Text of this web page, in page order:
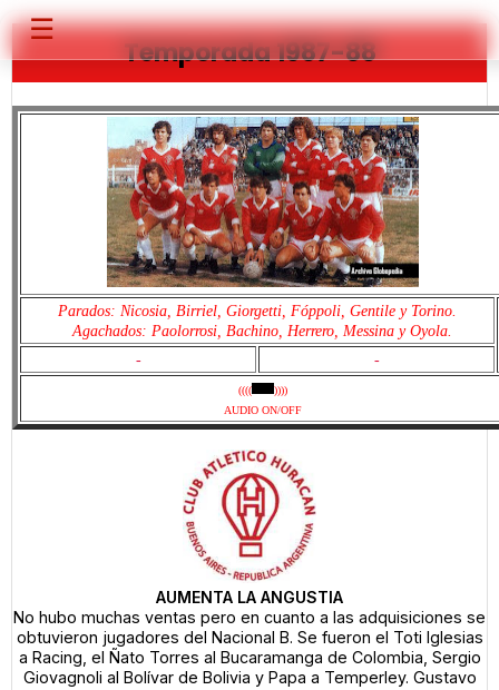
☰
Temporada 1987-88
Parados: Nicosia, Birriel, Giorgetti, Fóppoli, Gentile y Torino.
Agachados: Paolorrosi, Bachino, Herrero, Messina y Oyola.
-
-
((((
))))
AUDIO ON/OFF
AUMENTA LA ANGUSTIA
No hubo muchas ventas pero en cuanto a las adquisiciones se
obtuvieron jugadores del Nacional B. Se fueron el Toti Iglesias
a Racing, el Ñato Torres al Bucaramanga de Colombia, Sergio
Giovagnoli al Bolívar de Bolivia y Papa a Temperley. Gustavo